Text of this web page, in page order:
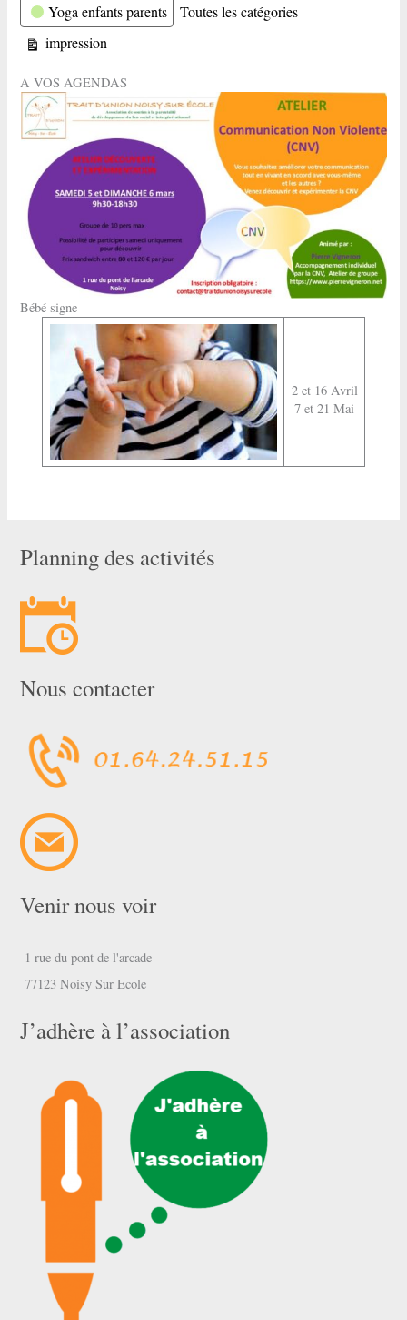
Yoga enfants parents
Toutes les catégories
Vue
impression
A VOS AGENDAS
Bébé signe
2 et 16 Avril
7 et 21 Mai
Planning des activités
Nous contacter
Venir nous voir
1 rue du pont de l'arcade
77123 Noisy Sur Ecole
J’adhère à l’association